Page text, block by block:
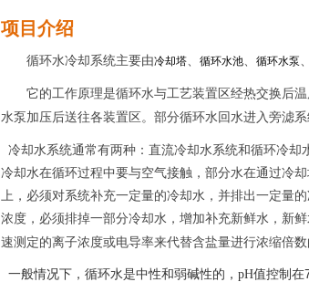
项目介绍
循环水冷却系统主要由冷却塔、 循环水池、 循环水泵
它的工作原理是循环水与工艺装置区经热交换后
水泵加压后送往各装置区。部分循环水回水进入旁滤
冷却水系统通常有两种：直流冷却水系统和循环冷
冷却水在循环过程中要与空气接触，部分水在通过冷
上，必须对系统补充一定量的冷却水，并排出一定量
浓度，必须排掉一部分冷却水，增加补充新鲜水，新
速测定的离子浓度或电导率来代替含盐量进行浓缩倍
一般情况下，循环水是中性和弱碱性的，pH值控制在